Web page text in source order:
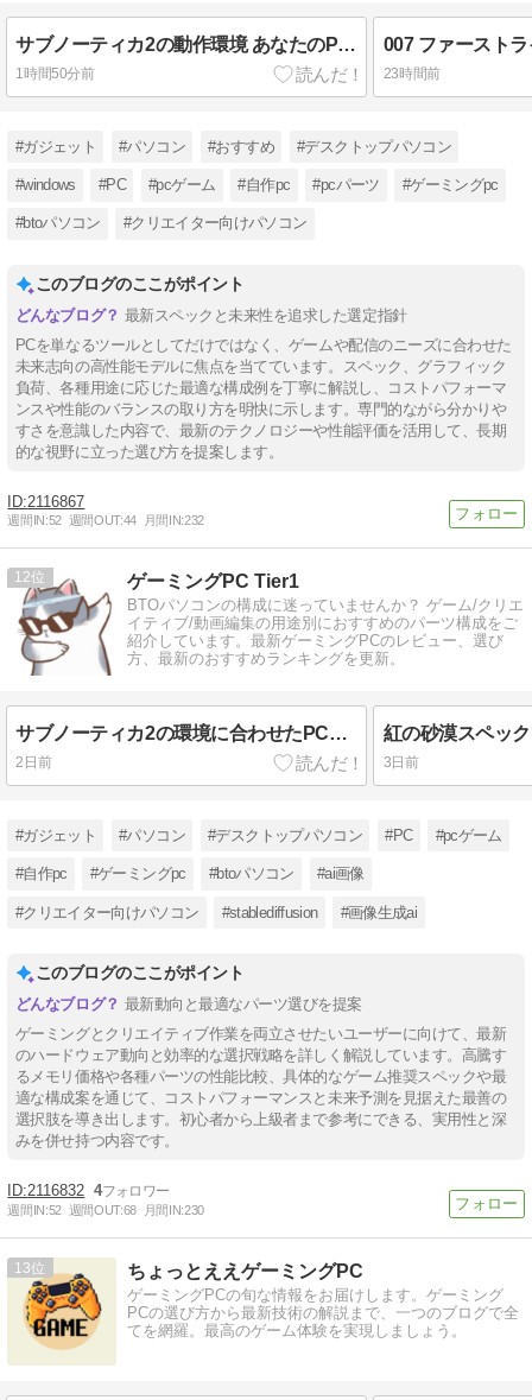
サブノーティカ2の動作環境 あなたのPCは大丈夫？
1時間50分前 23時間前
#ガジェット #パソコン #おすすめ #デスクトップパソコン
#windows #PC #pcゲーム #自作pc #pcパーツ #ゲーミングpc
#btoパソコン #クリエイター向けパソコン
このブログのここがポイント
最新スペックと未来性を追求した選定指針
PCを単なるツールとしてだけではなく、ゲームや配信のニーズに合わせた
未来志向の高性能モデルに焦点を当てています。スペック、グラフィック
負荷、各種用途に応じた最適な構成例を丁寧に解説し、コストパフォーマ
ンスや性能のバランスの取り方を明快に示します。専門的ながら分かりや
すさを意識した内容で、最新のテクノロジーや性能評価を活用して、長期
的な視野に立った選び方を提案します。
2116867
週間IN:52 週間OUT:44 月間IN:232
12 ゲーミングPC Tier1
BTOパソコンの構成に迷っていませんか？ ゲーム/クリエ
イティブ/動画編集の用途別におすすめのパーツ構成をご
紹介しています。最新ゲーミングPCのレビュー、選び
方、最新のおすすめランキングを更新。
サブノーティカ2の環境に合わせたPC選びで後悔しない方法
2日前 3日前
#ガジェット #パソコン #デスクトップパソコン #PC #pcゲーム
#自作pc #ゲーミングpc #btoパソコン #ai画像
#クリエイター向けパソコン #stablediffusion #画像生成ai
このブログのここがポイント
最新動向と最適なパーツ選びを提案
ゲーミングとクリエイティブ作業を両立させたいユーザーに向けて、最新
のハードウェア動向と効率的な選択戦略を詳しく解説しています。高騰す
るメモリ価格や各種パーツの性能比較、具体的なゲーム推奨スペックや最
適な構成案を通じて、コストパフォーマンスと未来予測を見据えた最善の
選択肢を導き出します。初心者から上級者まで参考にできる、実用性と深
みを併せ持つ内容です。
2116832 4
週間IN:52 週間OUT:68 月間IN:230
13 ちょっとええゲーミングPC
ゲーミングPCの旬な情報をお届けします。ゲーミング
PCの選び方から最新技術の解説まで、一つのブログで全
てを網羅。最高のゲーム体験を実現しましょう。